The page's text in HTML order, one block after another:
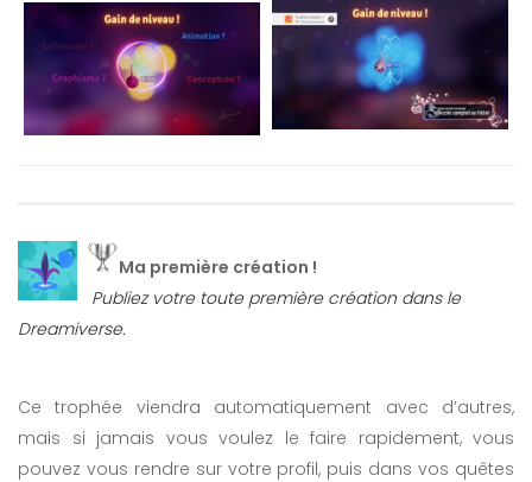
Ma première création !
Publiez votre toute première création dans le
Dreamiverse.
Ce trophée viendra automatiquement avec d’autres,
mais si jamais vous voulez le faire rapidement, vous
pouvez vous rendre sur votre profil, puis dans vos quêtes